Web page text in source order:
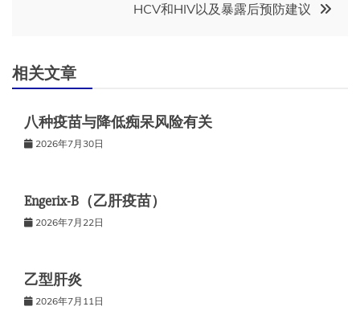
航
HCV和HIV以及暴露后预防建议
相关文章
八种疫苗与降低痴呆风险有关
2026年7月30日
Engerix-B（乙肝疫苗）
2026年7月22日
乙型肝炎
2026年7月11日